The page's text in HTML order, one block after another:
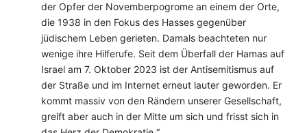
der Opfer der Novemberpogrome an einem der Orte,
die 1938 in den Fokus des Hasses gegenüber
jüdischem Leben gerieten. Damals beachteten nur
wenige ihre Hilferufe. Seit dem Überfall der Hamas auf
Israel am 7. Oktober 2023 ist der Antisemitismus auf
der Straße und im Internet erneut lauter geworden. Er
kommt massiv von den Rändern unserer Gesellschaft,
greift aber auch in der Mitte um sich und frisst sich in